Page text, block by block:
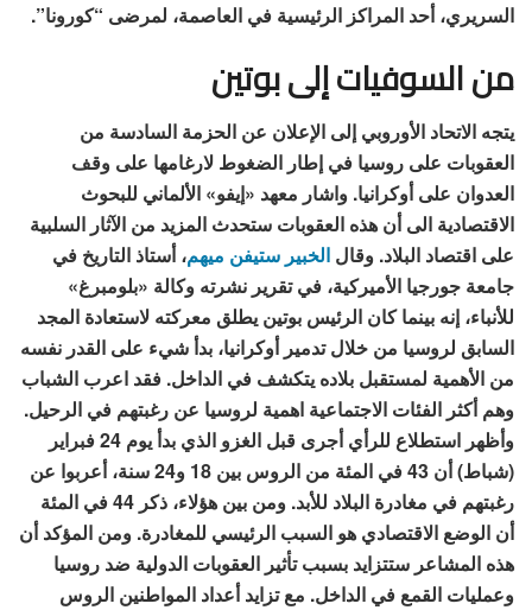
السريري، أحد المراكز الرئيسية في العاصمة، لمرضى “كورونا”.
من السوفيات إلى بوتين
يتجه الاتحاد الأوروبي إلى الإعلان عن الحزمة السادسة من
العقوبات على روسيا في إطار الضغوط لارغامها على وقف
العدوان على أوكرانيا. واشار معهد «إيفو» الألماني للبحوث
الاقتصادية الى أن هذه العقوبات ستحدث المزيد من الآثار السلبية
على اقتصاد البلاد. وقال الخبير ستيفن ميهم، أستاذ التاريخ في
جامعة جورجيا الأميركية، في تقرير نشرته وكالة «بلومبرغ»
للأنباء، إنه بينما كان الرئيس بوتين يطلق معركته لاستعادة المجد
السابق لروسيا من خلال تدمير أوكرانيا، بدأ شيء على القدر نفسه
من الأهمية لمستقبل بلاده يتكشف في الداخل. فقد اعرب الشباب
وهم أكثر الفئات الاجتماعية اهمية لروسيا عن رغبتهم في الرحيل.
وأظهر استطلاع للرأي أجرى قبل الغزو الذي بدأ يوم 24 فبراير
(شباط) أن 43 في المئة من الروس بين 18 و24 سنة، أعربوا عن
رغبتهم في مغادرة البلاد للأبد. ومن بين هؤلاء، ذكر 44 في المئة
أن الوضع الاقتصادي هو السبب الرئيسي للمغادرة. ومن المؤكد أن
هذه المشاعر ستتزايد بسبب تأثير العقوبات الدولية ضد روسيا
وعمليات القمع في الداخل. مع تزايد أعداد المواطنين الروس